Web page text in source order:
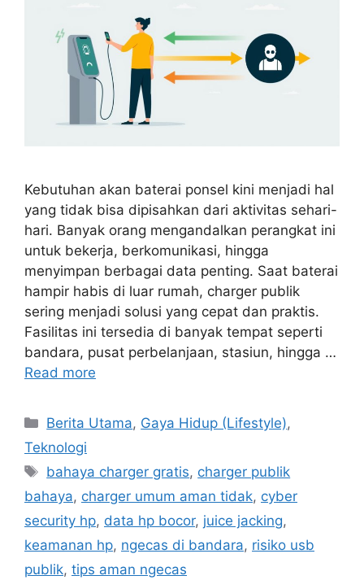
Kebutuhan akan baterai ponsel kini menjadi hal
yang tidak bisa dipisahkan dari aktivitas sehari-
hari. Banyak orang mengandalkan perangkat ini
untuk bekerja, berkomunikasi, hingga
menyimpan berbagai data penting. Saat baterai
hampir habis di luar rumah, charger publik
sering menjadi solusi yang cepat dan praktis.
Fasilitas ini tersedia di banyak tempat seperti
bandara, pusat perbelanjaan, stasiun, hingga …
Read more
Categories
Berita Utama, Gaya Hidup (Lifestyle),
Teknologi
Tags
bahaya charger gratis, charger publik
bahaya, charger umum aman tidak, cyber
security hp, data hp bocor, juice jacking,
keamanan hp, ngecas di bandara, risiko usb
publik, tips aman ngecas